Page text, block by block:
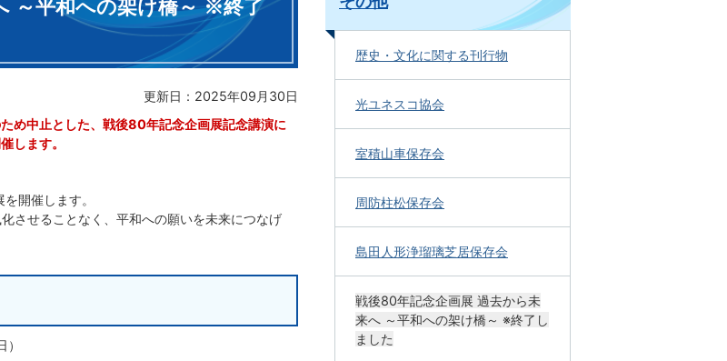
～平和への架け橋～ ※終了
更新日：2025年09月30日
め中止とした、戦後80年記念企画展記念講演に
します。
開催します。
させることなく、平和への願いを未来につなげ
歴史・文化に関する刊行物
光ユネスコ協会
室積山車保存会
周防柱松保存会
島田人形浄瑠璃芝居保存会
戦後80年記念企画展 過去から未
来へ ～平和への架け橋～ ※終了し
ました